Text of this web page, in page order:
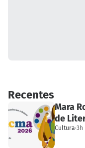
Recentes
Mara
de
Cultura·3h